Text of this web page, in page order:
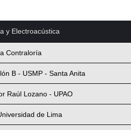
y Electroacústica
Contraloría
B - USMP - Santa Anita
Raúl Lozano - UPAO
de Lima